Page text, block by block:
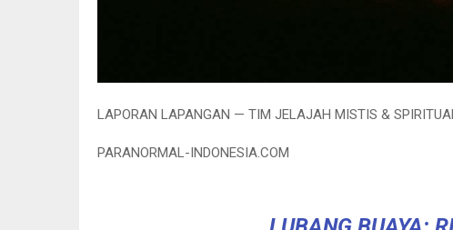
LAPORAN LAPANGAN — TIM JELAJAH MISTIS &
PARANORMAL-INDONESIA.COM